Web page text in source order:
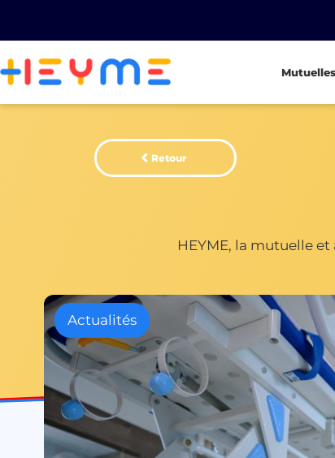
Mutuelles
Retour
HEYME, la mutuelle et
Actualités